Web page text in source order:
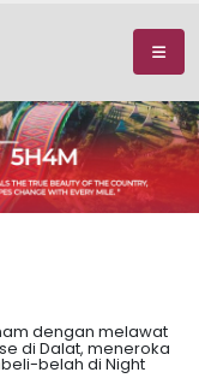
dengan melawat
di Dalat, meneroka
belah di Night